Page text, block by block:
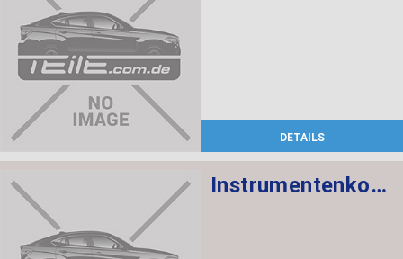
DETAILS
Instrumentenkombination